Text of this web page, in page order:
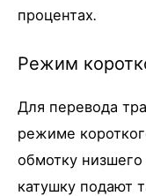
процентах.
Режим
Для перевода
режиме
обмотку
катушку подают